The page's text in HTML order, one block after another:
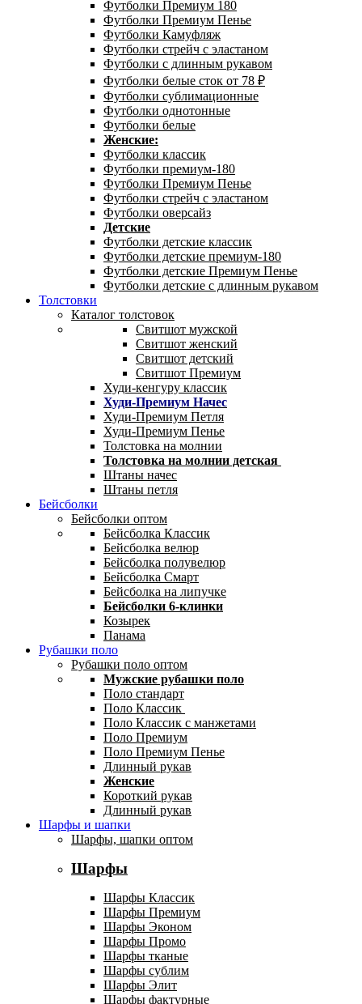
Футболки Премиум 180
Футболки Премиум Пенье
Футболки Камуфляж
Футболки стрейч с эластаном
Футболки с длинным рукавом
Футболки белые сток от 78 ₽
Футболки сублимационные
Футболки однотонные
Футболки белые
Женские:
Футболки классик
Футболки премиум-180
Футболки Премиум Пенье
Футболки стрейч с эластаном
Футболки оверсайз
Детские
Футболки детские классик
Футболки детские премиум-180
Футболки детские Премиум Пенье
Футболки детские с длинным рукавом
Толстовки
Каталог толстовок
Свитшот мужской
Свитшот женский
Свитшот детский
Свитшот Премиум
Худи-кенгуру классик
Худи-Премиум Начес
Худи-Премиум Петля
Худи-Премиум Пенье
Толстовка на молнии
Толстовка на молнии детская
Штаны начес
Штаны петля
Бейсболки
Бейсболки оптом
Бейсболка Классик
Бейсболка велюр
Бейсболка полувелюр
Бейсболка Смарт
Бейсболка на липучке
Бейсболки 6-клинки
Козырек
Панама
Рубашки поло
Рубашки поло оптом
Мужские рубашки поло
Поло стандарт
Поло Классик
Поло Классик с манжетами
Поло Премиум
Поло Премиум Пенье
Длинный рукав
Женские
Короткий рукав
Длинный рукав
Шарфы и шапки
Шарфы, шапки оптом
Шарфы
Шарфы Классик
Шарфы Премиум
Шарфы Эконом
Шарфы Промо
Шарфы тканые
Шарфы сублим
Шарфы Элит
Шарфы фактурные